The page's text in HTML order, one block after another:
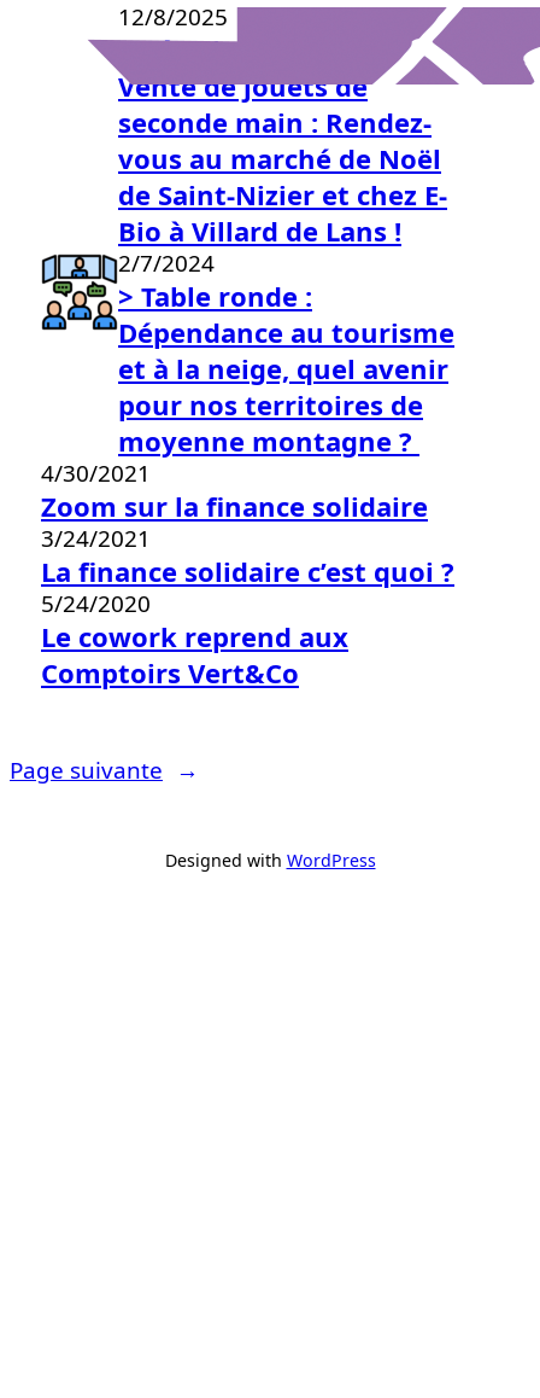
12/8/2025
Opération de Noël 2025 –
Vente de jouets de
seconde main : Rendez-
vous au marché de Noël
de Saint-Nizier et chez E-
Bio à Villard de Lans !
2/7/2024
> Table ronde :
Dépendance au tourisme
et à la neige, quel avenir
pour nos territoires de
moyenne montagne ?
4/30/2021
Zoom sur la finance solidaire
3/24/2021
La finance solidaire c’est quoi ?
5/24/2020
Le cowork reprend aux
Comptoirs Vert&Co
Page suivante →
Designed with WordPress